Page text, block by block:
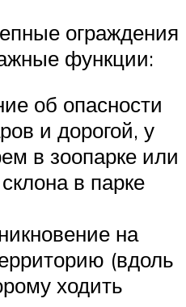
ограждения
функции:
об опасности
и дорогой, у
в зоопарке или
в парке
на
(вдоль
ходить